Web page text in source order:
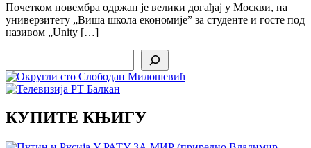
Почетком новембра одржан је велики догађај у Москви, на
универзитету „Виша школа економије” за студенте и госте под
називом „Unity […]
КУПИТЕ КЊИГУ